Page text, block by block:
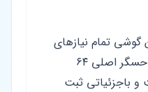
گوشی تمام نیازهای
عکاسی را پوشش می‌دهد. حسگر اصلی ۶۴
و باجزئیاتی ثبت